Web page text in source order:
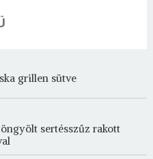
grillen sütve
sertésszűz rakott